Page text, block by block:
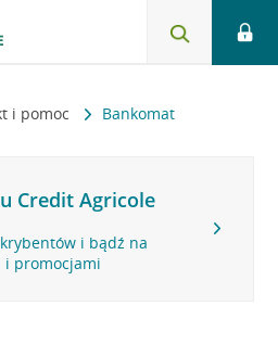
i pomoc Bankomat
Credit Agricole
i bądź na
i promocjami